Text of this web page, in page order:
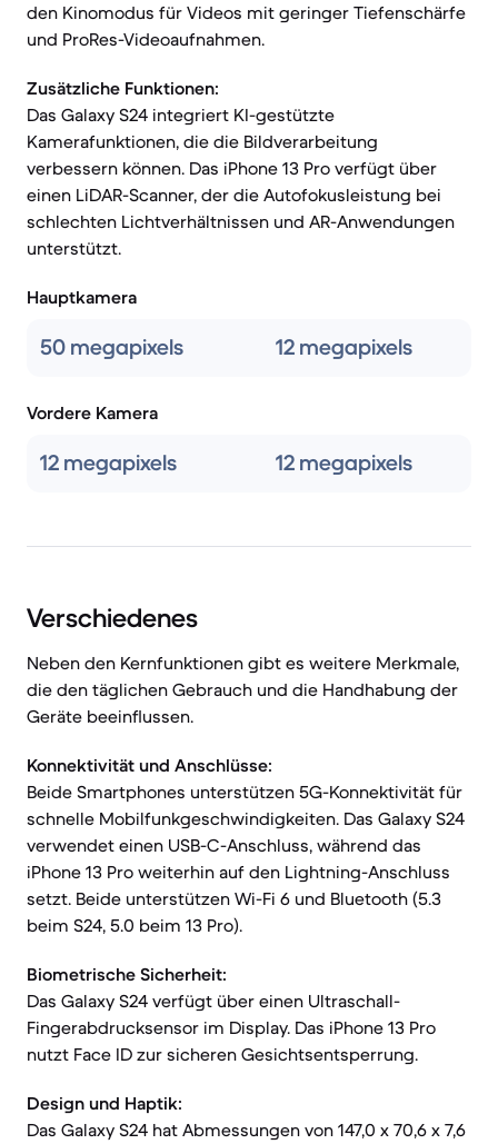
den Kinomodus für Videos mit geringer Tiefenschärfe
und ProRes-Videoaufnahmen.
Zusätzliche Funktionen:
Das Galaxy S24 integriert KI-gestützte
Kamerafunktionen, die die Bildverarbeitung
verbessern können. Das iPhone 13 Pro verfügt über
einen LiDAR-Scanner, der die Autofokusleistung bei
schlechten Lichtverhältnissen und AR-Anwendungen
unterstützt.
Hauptkamera
50 megapixels 12 megapixels
Vordere Kamera
12 megapixels 12 megapixels
Verschiedenes
Neben den Kernfunktionen gibt es weitere Merkmale,
die den täglichen Gebrauch und die Handhabung der
Geräte beeinflussen.
Konnektivität und Anschlüsse:
Beide Smartphones unterstützen 5G-Konnektivität für
schnelle Mobilfunkgeschwindigkeiten. Das Galaxy S24
verwendet einen USB-C-Anschluss, während das
iPhone 13 Pro weiterhin auf den Lightning-Anschluss
setzt. Beide unterstützen Wi-Fi 6 und Bluetooth (5.3
beim S24, 5.0 beim 13 Pro).
Biometrische Sicherheit:
Das Galaxy S24 verfügt über einen Ultraschall-
Fingerabdrucksensor im Display. Das iPhone 13 Pro
nutzt Face ID zur sicheren Gesichtsentsperrung.
Design und Haptik:
Das Galaxy S24 hat Abmessungen von 147,0 x 70,6 x 7,6